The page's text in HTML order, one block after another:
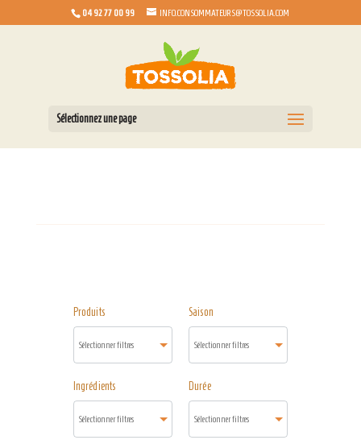
04 92 77 00 99 INFO.CONSOMMATEURS@TOSSOLIA.COM
Sélectionnez une page
Produits Saison
Ingrédients Durée